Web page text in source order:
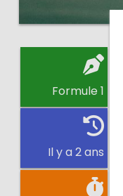
Formule 1
Il y a 2 ans